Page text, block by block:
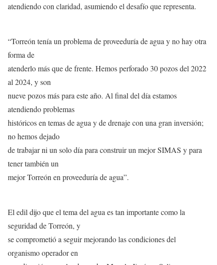
atendiendo con claridad, asumiendo el desafío que representa.
“Torreón tenía un problema de proveeduría de agua y no hay otra
forma de
atenderlo más que de frente. Hemos perforado 30 pozos del 2022
al 2024, y son
nueve pozos más para este año. Al final del día estamos
atendiendo problemas
históricos en temas de agua y de drenaje con una gran inversión;
no hemos dejado
de trabajar ni un solo día para construir un mejor SIMAS y para
tener también un
mejor Torreón en proveeduría de agua”.
El edil dijo que el tema del agua es tan importante como la
seguridad de Torreón, y
se comprometió a seguir mejorando las condiciones del
organismo operador en